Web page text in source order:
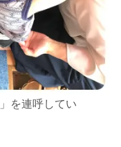
を連呼してい